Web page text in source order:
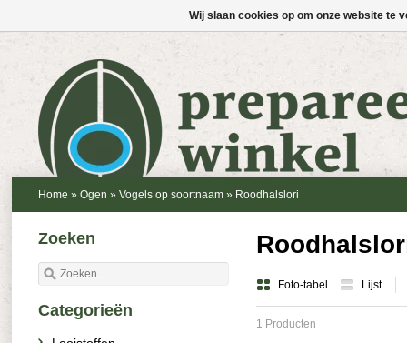
Home » Ogen » Vogels op soortnaam » Roodhalslori
Foto-tabel Lijst
1 Producten
Zoeken
Categorieën
Wij slaan cookies op om onze website te